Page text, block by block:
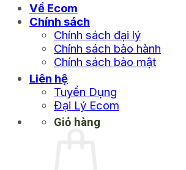
Về Ecom
Chính sách
Chính sách đại lý
Chính sách bảo hành
Chính sách bảo mật
Liên hệ
Tuyển Dụng
Đại Lý Ecom
Giỏ hàng